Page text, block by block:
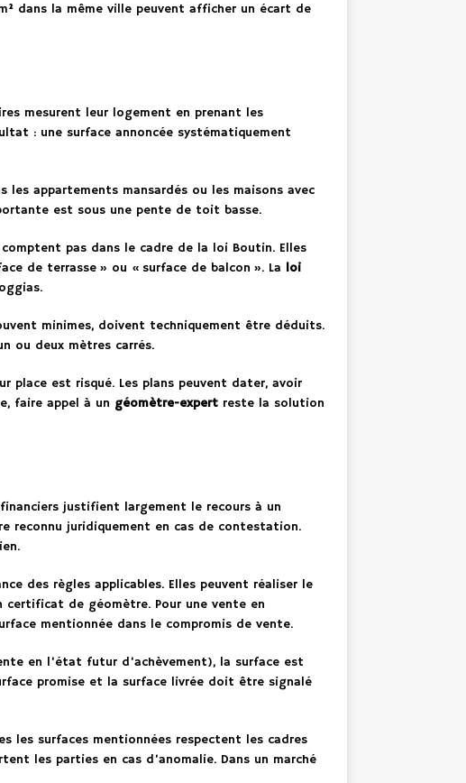
dans la même ville peuvent afficher un écart de
mesurent leur logement en prenant les
: une surface annoncée systématiquement
appartements mansardés ou les maisons avec
est sous une pente de toit basse.
pas dans le cadre de la loi Boutin. Elles
de terrasse » ou « surface de balcon ». La loi
minimes, doivent techniquement être déduits.
ou deux mètres carrés.
place est risqué. Les plans peuvent dater, avoir
faire appel à un géomètre-expert reste la solution
justifient largement le recours à un
reconnu juridiquement en cas de contestation.
des règles applicables. Elles peuvent réaliser le
certificat de géomètre. Pour une vente en
mentionnée dans le compromis de vente.
en l’état futur d’achèvement), la surface est
promise et la surface livrée doit être signalé
surfaces mentionnées respectent les cadres
les parties en cas d’anomalie. Dans un marché